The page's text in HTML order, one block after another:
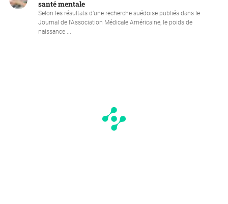
santé mentale
Selon les résultats d’une recherche suédoise publiés dans le
Journal de l’Association Médicale Américaine, le poids de
naissance ...